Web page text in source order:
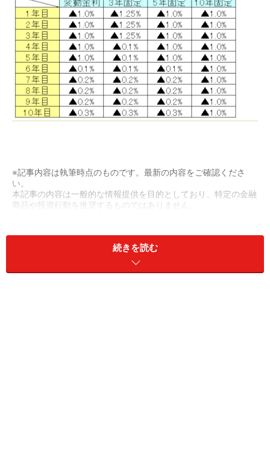
※記事内容は執筆時点のものです。最新の内容をご確認くださ
い。
本記事の内容は一般的な情報提供を目的としており、特定の金融
商品や投資行動を推奨するものではありません。
掲載情報の正確性・完全性については十分に配慮しております
が、その内容を保証するものではなく、これに基づく損失・損害
などについて当社は一切の責任を負いません。
最新の情報や詳細については、必ず各金融機関やサービス提供者
続きを読む